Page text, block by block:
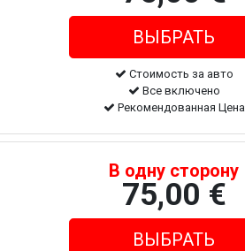
Стоимость за авто
Все включено
Рекомендованная Цена
В одну сторону
75,00 €